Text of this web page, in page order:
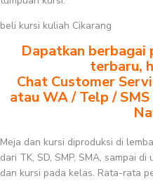
beli kursi kuliah Cikarang
Dapatkan berbagai
terbaru,
Chat Customer
atau WA / Telp /
Meja dan kursi diproduksi di
dari TK, SD, SMP, SMA, sampai
dan kursi pada kelas. Rata-rata